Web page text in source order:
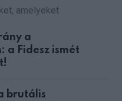
amelyeket
a
a Fidesz ismét
brutális